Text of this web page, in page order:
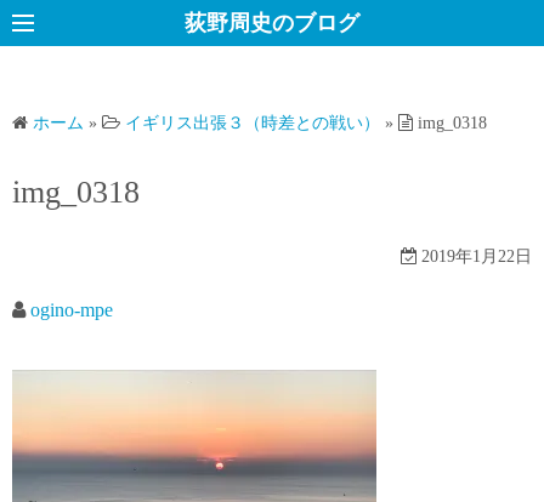
コ
ン
ス
プ
荻野周史のブログ
ホーム » イギリス出張３（時差との戦い） » img_0318
img_0318
2019年1月22日
ogino-mpe